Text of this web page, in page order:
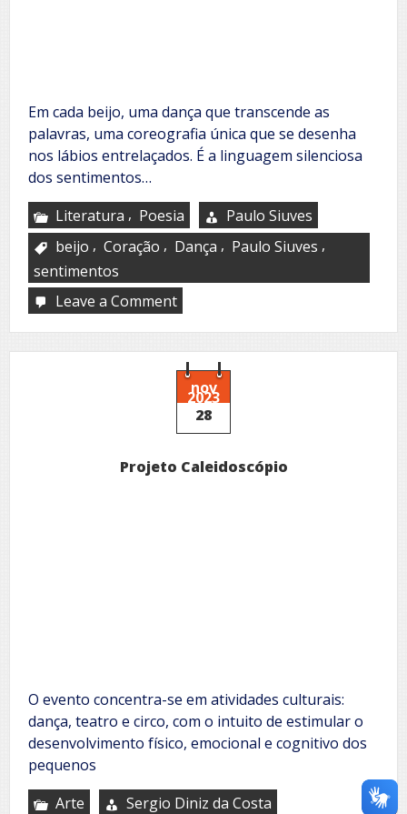
Em cada beijo, uma dança que transcende as
palavras, uma coreografia única que se desenha
nos lábios entrelaçados. É a linguagem silenciosa
dos sentimentos…
Literatura , Poesia
Paulo Siuves
beijo , Coração , Dança , Paulo Siuves ,
sentimentos
Leave a Commenton
música
invisível
do
coração
nov
2023
28
Projeto Caleidoscópio
O evento concentra-se em atividades culturais:
dança, teatro e circo, com o intuito de estimular o
desenvolvimento físico, emocional e cognitivo dos
pequenos
Arte
Sergio Diniz da Costa